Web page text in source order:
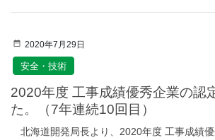
2020年7月29日
安全・技術
2020年度 工事成績優秀企業の認
た。（7年連続10回目）
北海道開発局長より、2020年度 工事成績